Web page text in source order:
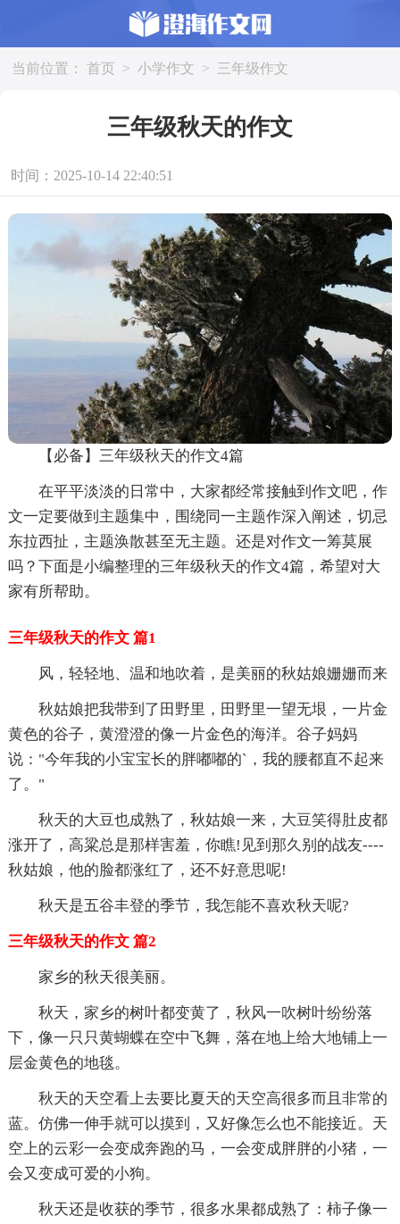
当前位置： 首页 > 小学作文 > 三年级作文
三年级秋天的作文
时间：2025-10-14 22:40:51
【必备】三年级秋天的作文4篇
在平平淡淡的日常中，大家都经常接触到作文吧，作
文一定要做到主题集中，围绕同一主题作深入阐述，切忌
东拉西扯，主题涣散甚至无主题。还是对作文一筹莫展
吗？下面是小编整理的三年级秋天的作文4篇，希望对大
家有所帮助。
三年级秋天的作文 篇1
风，轻轻地、温和地吹着，是美丽的秋姑娘姗姗而来
秋姑娘把我带到了田野里，田野里一望无垠，一片金
黄色的谷子，黄澄澄的像一片金色的海洋。谷子妈妈
说："今年我的小宝宝长的胖嘟嘟的`，我的腰都直不起来
了。"
秋天的大豆也成熟了，秋姑娘一来，大豆笑得肚皮都
涨开了，高粱总是那样害羞，你瞧!见到那久别的战友----
秋姑娘，他的脸都涨红了，还不好意思呢!
秋天是五谷丰登的季节，我怎能不喜欢秋天呢?
三年级秋天的作文 篇2
家乡的秋天很美丽。
秋天，家乡的树叶都变黄了，秋风一吹树叶纷纷落
下，像一只只黄蝴蝶在空中飞舞，落在地上给大地铺上一
层金黄色的地毯。
秋天的天空看上去要比夏天的天空高很多而且非常的
蓝。仿佛一伸手就可以摸到，又好像怎么也不能接近。天
空上的云彩一会变成奔跑的马，一会变成胖胖的小猪，一
会又变成可爱的小狗。
秋天还是收获的季节，很多水果都成熟了：柿子像一